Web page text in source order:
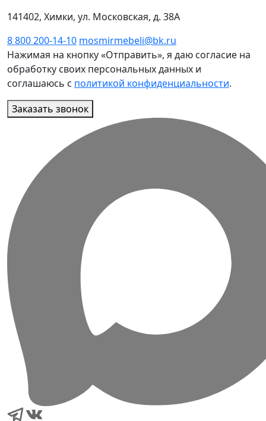
141402, Химки, ул. Московская, д. 38А
8 800 200-14-10 mosmirmebeli@bk.ru
Нажимая на кнопку «Отправить», я даю согласие на
обработку своих персональных данных и
соглашаюсь с политикой конфиденциальности.
Заказать звонок